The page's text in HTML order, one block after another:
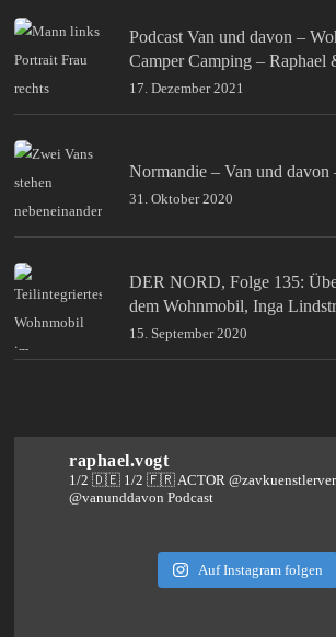
Podcast Van und davon –
Camper Camping –
17. Dezember 2021
Normandie – Van und davon
31. Oktober 2020
DER NORD, Folge 135:
dem Wohnmobil, Inga
15. September 2020
raphael.vogt
1/2 🇩🇪 1/2 🇫🇷 ACTOR
@vanunddavon Podcast
Auf Instagram folgen